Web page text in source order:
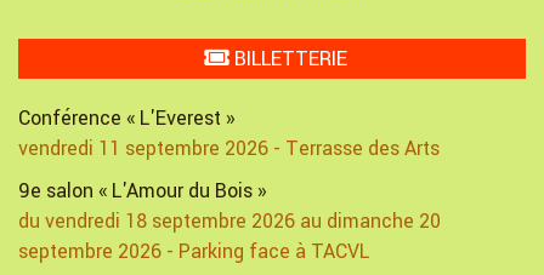
BILLETTERIE
Conférence « L'Everest »
vendredi 11 septembre 2026 - Terrasse des Arts
9e salon « L'Amour du Bois »
du vendredi 18 septembre 2026 au dimanche 20
septembre 2026 - Parking face à TACVL